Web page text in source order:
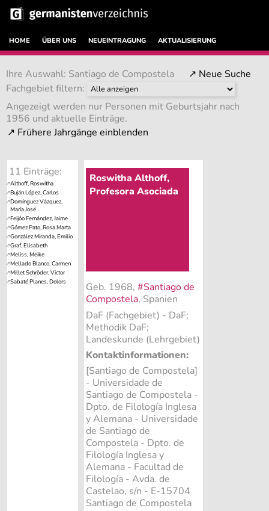
HOME ÜBER UNS NEUEINTRAGUNG AKTUALISIERUNG
Ihre Auswahl: Santiago de Compostela
↗ Neue Suche
Fachgebiet filtern:
Angezeigt werden nur Personen mit Geburtsjahr nach
1956 und aktuelle Einträge.
11 Einträge:
Roswitha Althoff,
Profesora Asociada
Geb. 1968, #Santiago de
Compostela, Spanien
DaF (Fachgebiet) - DaF;
Methodik DaF;
Landeskunde (Lehrgebiet)
Kontaktinformationen:
[Santiago de Compostela]
- Universidade de
Santiago de Compostela -
Dpto. de Filología Inglesa
y Alemana - Universidade
de Santiago de
Compostela - Dpto. de
Filología Inglesa y
Alemana - Facultad de
Filología - Avda. de
Castelao, s/n - E-15704
Santiago de Compostela